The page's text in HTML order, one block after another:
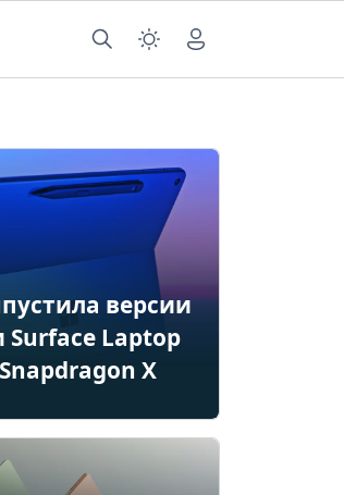
версии
Surface Laptop
X